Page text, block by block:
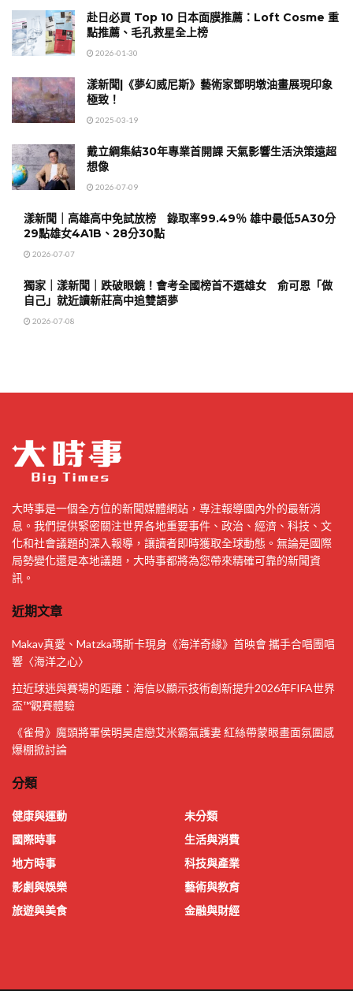
赴日必買 Top 10 日本面膜推薦：Loft Cosme 重
點推薦、毛孔救星全上榜
2026-01-30
漾新聞|《夢幻威尼斯》藝術家鄧明墩油畫展現印象
極致！
2025-03-19
戴立綱集結30年專業首開課 天氣影響生活決策遠超
想像
2026-07-09
漾新聞｜高雄高中免試放榜 錄取率99.49％ 雄中最低5A30分
29點雄女4A1B、28分30點
2026-07-07
獨家｜漾新聞｜跌破眼鏡！會考全國榜首不選雄女 俞可恩「做
自己」就近讀新莊高中追雙語夢
2026-07-08
大時事是一個全方位的新聞媒體網站，專注報導國內外的最新消
息。我們提供緊密關注世界各地重要事件、政治、經濟、科技、文
化和社會議題的深入報導，讓讀者即時獲取全球動態。無論是國際
局勢變化還是本地議題，大時事都將為您帶來精確可靠的新聞資
訊。
近期文章
Makav真愛、Matzka瑪斯卡現身《海洋奇緣》首映會 攜手合唱團唱
響〈海洋之心〉
拉近球迷與賽場的距離：海信以顯示技術創新提升2026年FIFA世界
盃™觀賽體驗
《雀骨》魔頭將軍侯明昊虐戀艾米霸氣護妻 紅絲帶蒙眼畫面氛圍感
爆棚掀討論
分類
健康與運動
國際時事
地方時事
影劇與娛樂
旅遊與美食
未分類
生活與消費
科技與產業
藝術與教育
金融與財經